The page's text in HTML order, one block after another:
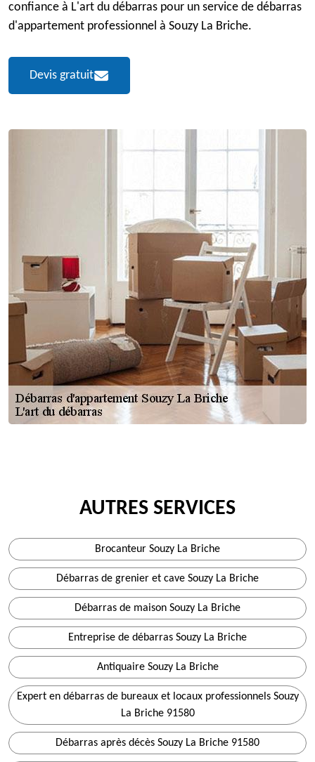
confiance à L'art du débarras pour un service de débarras
d'appartement professionnel à Souzy La Briche.
Devis gratuit
AUTRES SERVICES
Brocanteur Souzy La Briche
Débarras de grenier et cave Souzy La Briche
Débarras de maison Souzy La Briche
Entreprise de débarras Souzy La Briche
Antiquaire Souzy La Briche
Expert en débarras de bureaux et locaux professionnels Souzy
La Briche 91580
Débarras après décès Souzy La Briche 91580